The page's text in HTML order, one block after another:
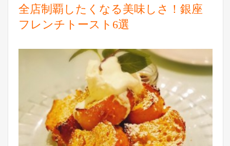
全店制覇したくなる美味しさ！銀座
フレンチトースト6選